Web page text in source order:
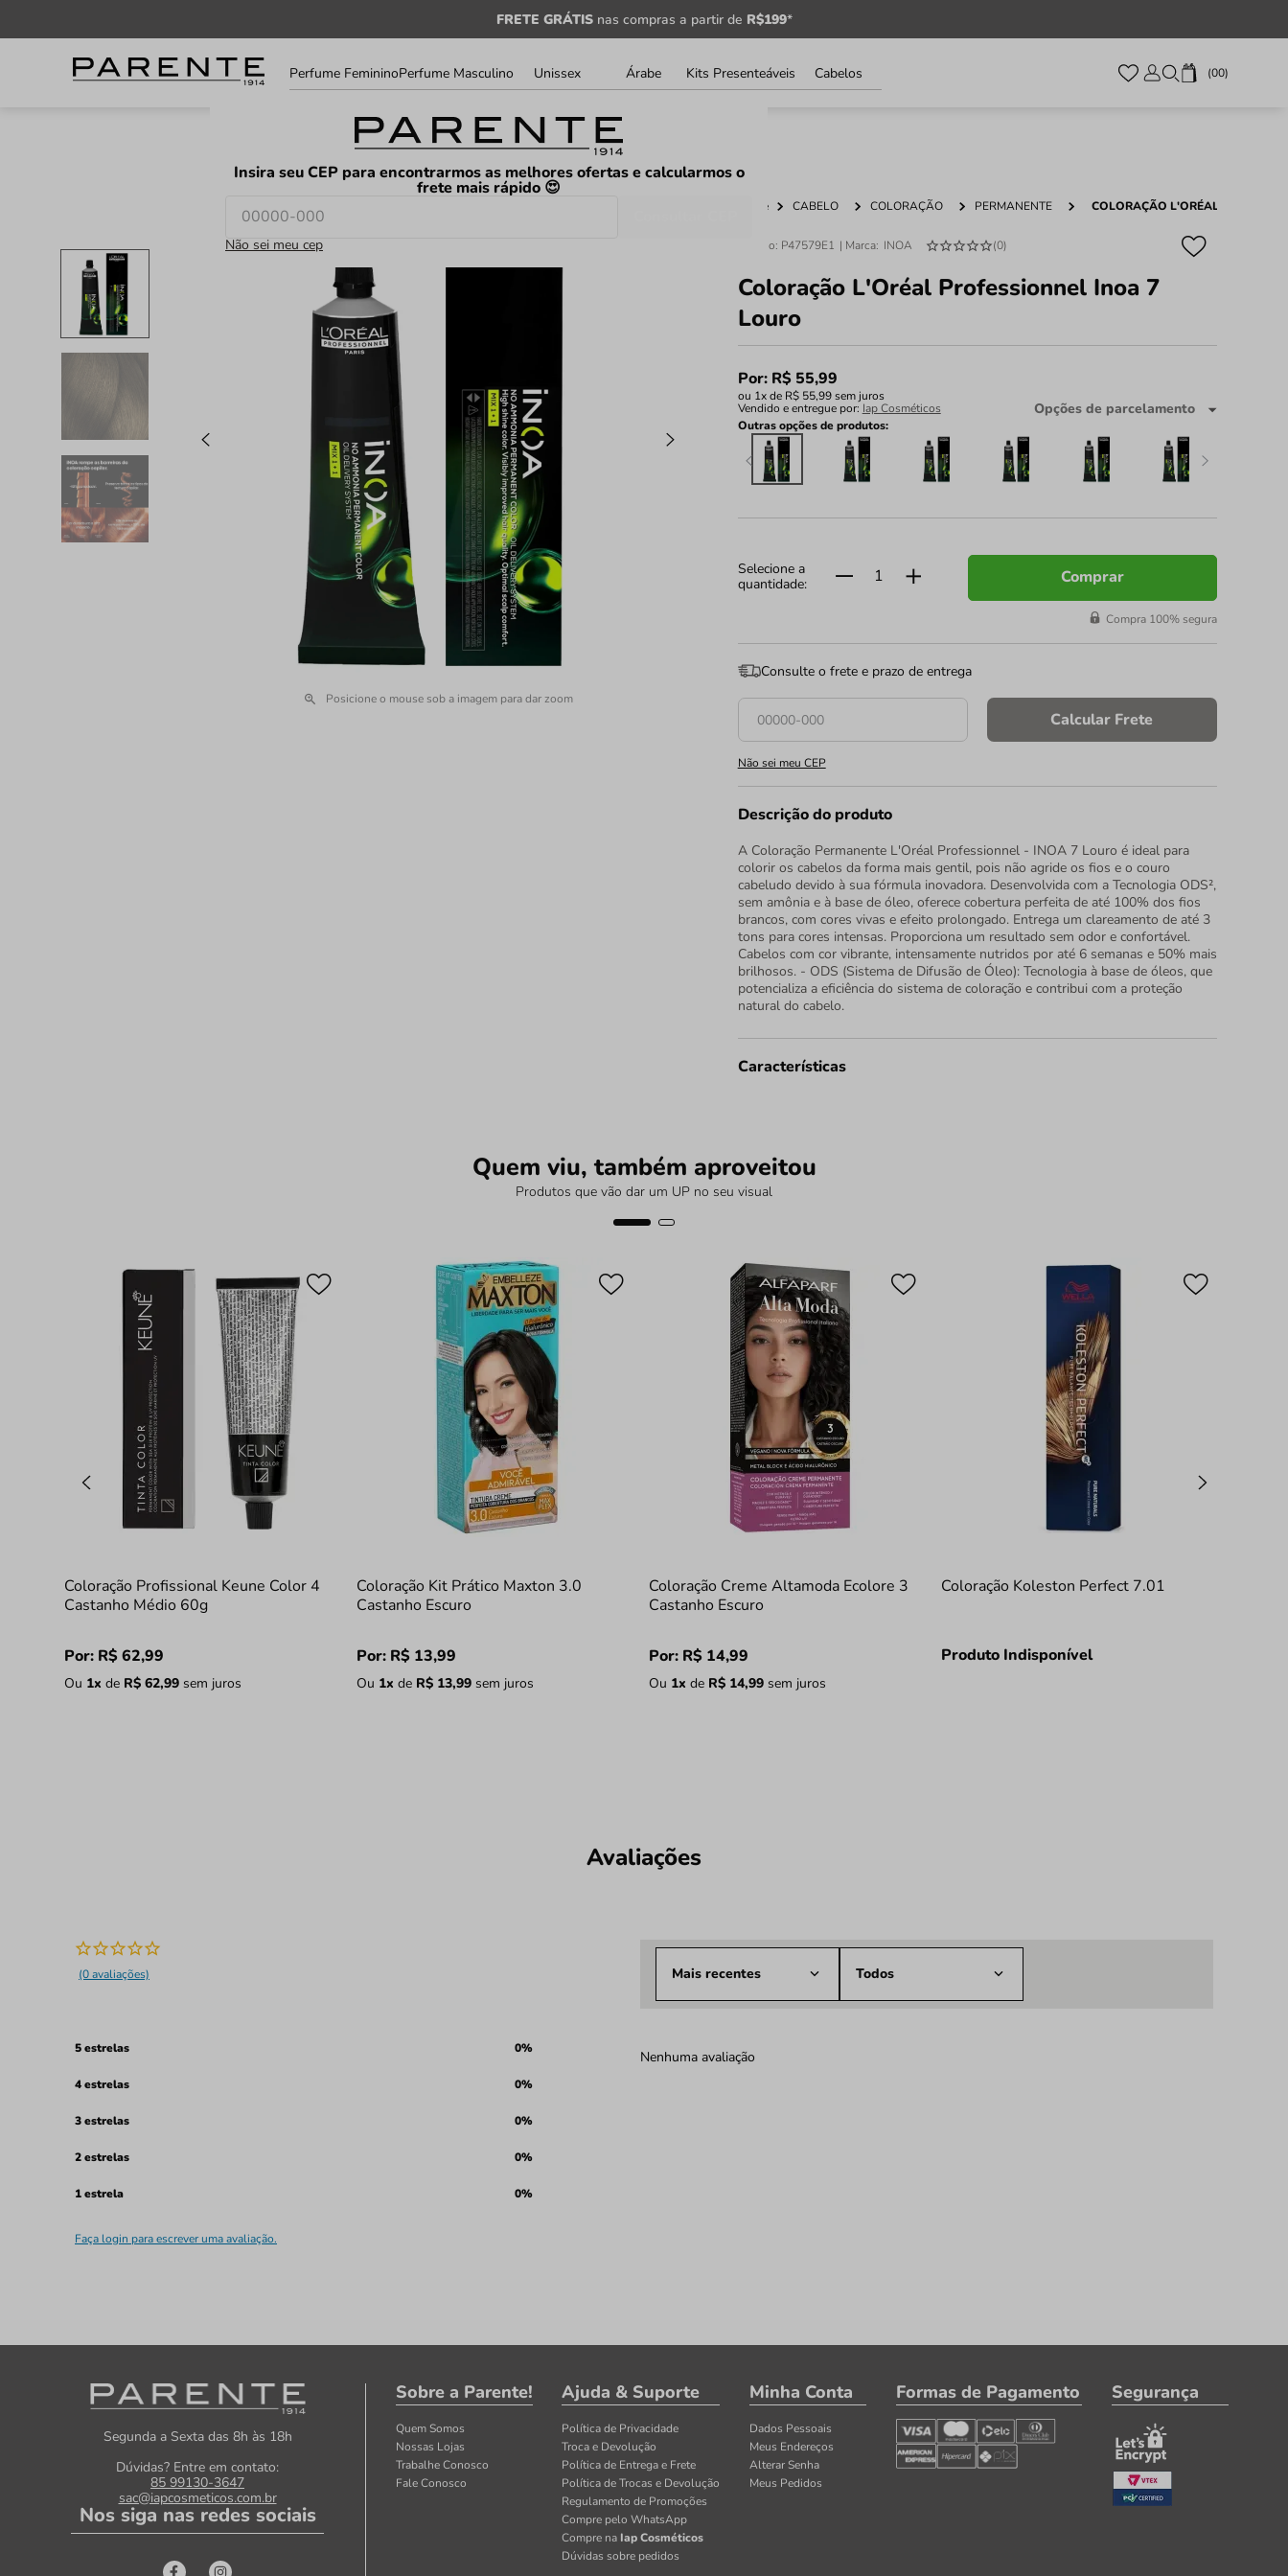
FRETE GRÁTISnas compras a partir de R$199*
LOJAS FAVORITOS
Informe
seu
CEP
Insira seu CEP para encontrarmos as melhores ofertas e calcularmos o
frete mais rápido 😍
Não sei meu cep
00
Perfume FemininoPerfume Masculino Unissex Árabe Kits Presenteáveis Cabelos
Posicione o mouse sob a imagem para dar zoom
Home CABELO COLORAÇÃO PERMANENTE COLORAÇÃO L'ORÉAL
Código: P47579E1 INOA (0)
Coloração L'Oréal Professionnel Inoa 7
Louro
Por: R$ 55,99
ou 1x de R$ 55,99sem juros
Vendido e entregue por: Iap Cosméticos Opções de parcelamento
Outras opções de produtos:
Comprar
Compra 100% segura
Consulte o frete e prazo de entrega
Calcular Frete
Não sei meu CEP
Descrição do produto
A Coloração Permanente L'Oréal Professionnel - INOA 7 Louro é ideal para
colorir os cabelos da forma mais gentil, pois não agride os fios e o couro
cabeludo devido à sua fórmula inovadora. Desenvolvida com a Tecnologia ODS²,
sem amônia e à base de óleo, oferece cobertura perfeita de até 100% dos fios
brancos, com cores vivas e efeito prolongado. Entrega um clareamento de até 3
tons para cores intensas. Proporciona um resultado sem odor e confortável.
Cabelos com cor vibrante, intensamente nutridos por até 6 semanas e 50% mais
brilhosos. - ODS (Sistema de Difusão de Óleo): Tecnologia à base de óleos, que
potencializa a eficiência do sistema de coloração e contribui com a proteção
natural do cabelo.
Características
Quem viu, também aproveitou
Produtos que vão dar um UP no seu visual
Coloração Profissional Keune Color 4
Castanho Médio 60g
Por: R$ 62,99
Ou 1x de R$ 62,99 sem juros
Coloração Kit Prático Maxton 3.0
Castanho Escuro
Por: R$ 13,99
Ou 1x de R$ 13,99 sem juros
Coloração Creme Altamoda Ecolore 3
Castanho Escuro
Por: R$ 14,99
Ou 1x de R$ 14,99 sem juros
Coloração Koleston Perfect 7.01
Produto Indisponível
Avaliações
(0 avaliações)
5 estrelas 0%
4 estrelas 0%
3 estrelas 0%
2 estrelas 0%
1 estrela 0%
Faça login para escrever uma avaliação.
Mais recentes Todos
Nenhuma avaliação
Segunda a Sexta das 8h às 18h
Dúvidas? Entre em contato:
85 99130-3647
sac@iapcosmeticos.com.br
Nos siga nas redes sociais
Sobre a Parente!
Quem Somos
Nossas Lojas
Trabalhe Conosco
Fale Conosco
Ajuda & Suporte
Política de Privacidade
Troca e Devolução
Política de Entrega e Frete
Política de Trocas e Devolução
Regulamento de Promoções
Compre pelo WhatsApp
Compre na Iap Cosméticos
Dúvidas sobre pedidos
Minha Conta
Dados Pessoais
Meus Endereços
Alterar Senha
Meus Pedidos
Formas de Pagamento Segurança